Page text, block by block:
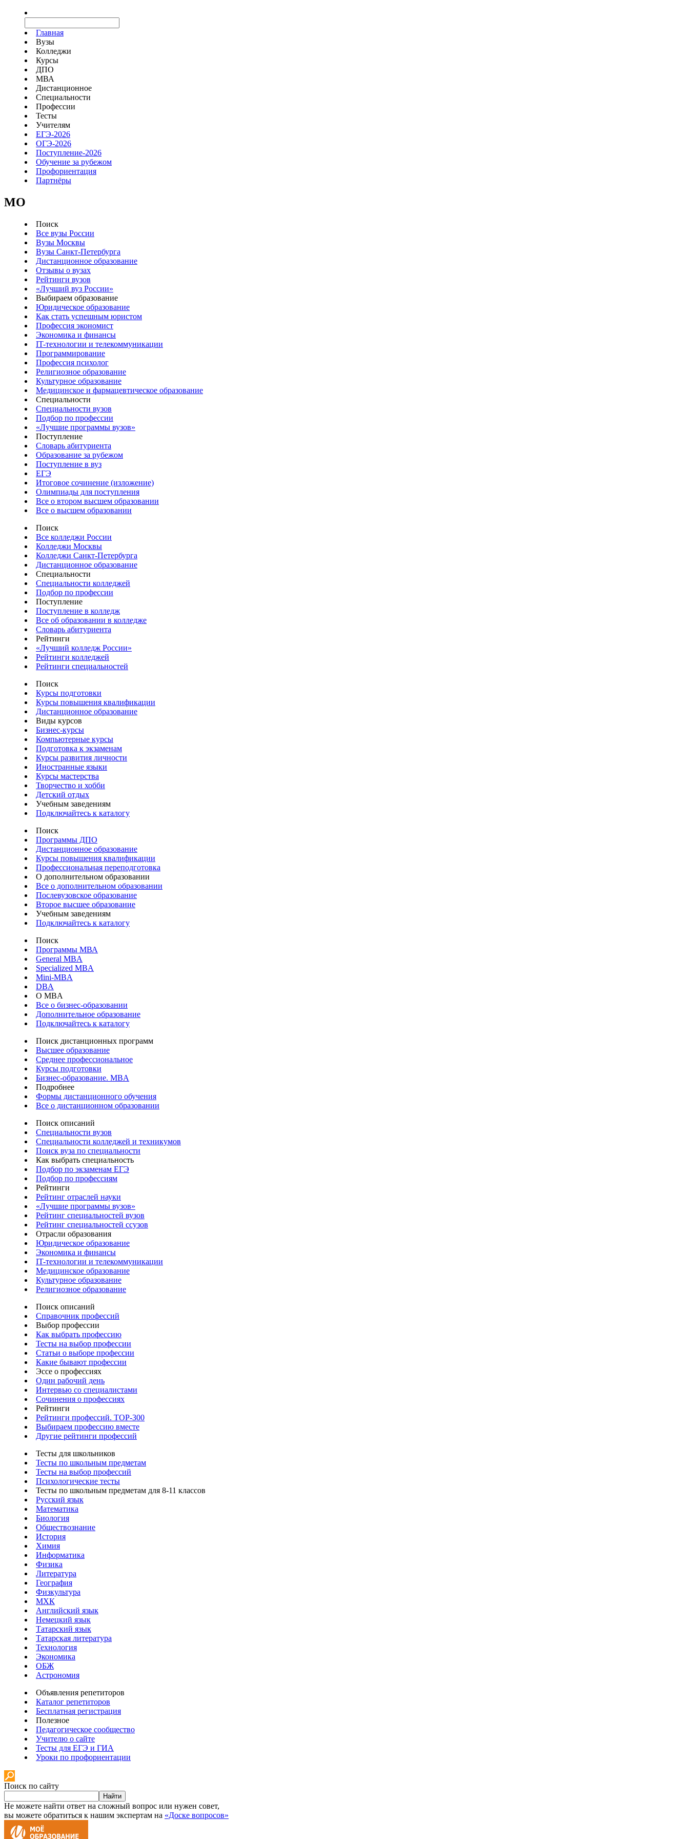
Главная
Вузы
Колледжи
Курсы
ДПО
МВА
Дистанционное
Специальности
Профессии
Тесты
Учителям
ЕГЭ-2026
ОГЭ-2026
Поступление-2026
Обучение за рубежом
Профориентация
Партнёры
MO
Поиск
Все вузы России
Вузы Москвы
Вузы Санкт-Петербурга
Дистанционное образование
Отзывы о вузах
Рейтинги вузов
«Лучший вуз России»
Выбираем образование
Юридическое образование
Как стать успешным юристом
Профессия экономист
Экономика и финансы
IT-технологии и телекоммуникации
Программирование
Профессия психолог
Религиозное образование
Культурное образование
Медицинское и фармацевтическое образование
Специальности
Специальности вузов
Подбор по профессии
«Лучшие программы вузов»
Поступление
Словарь абитуриента
Образование за рубежом
Поступление в вуз
ЕГЭ
Итоговое сочинение (изложение)
Олимпиады для поступления
Все о втором высшем образовании
Все о высшем образовании
Поиск
Все колледжи России
Колледжи Москвы
Колледжи Санкт-Петербурга
Дистанционное образование
Специальности
Специальности колледжей
Подбор по профессии
Поступление
Поступление в колледж
Все об образовании в колледже
Словарь абитуриента
Рейтинги
«Лучший колледж России»
Рейтинги колледжей
Рейтинги специальностей
Поиск
Курсы подготовки
Курсы повышения квалификации
Дистанционное образование
Виды курсов
Бизнес-курсы
Компьютерные курсы
Подготовка к экзаменам
Курсы развития личности
Иностранные языки
Курсы мастерства
Творчество и хобби
Детский отдых
Учебным заведениям
Подключайтесь к каталогу
Поиск
Программы ДПО
Дистанционное образование
Курсы повышения квалификации
Профессиональная переподготовка
О дополнительном образовании
Все о дополнительном образовании
Послевузовское образование
Второе высшее образование
Учебным заведениям
Подключайтесь к каталогу
Поиск
Программы МВА
General MBA
Specialized MBA
Mini-MBA
DBA
О MBA
Все о бизнес-образовании
Дополнительное образование
Подключайтесь к каталогу
Поиск дистанционных программ
Высшее образование
Среднее профессиональное
Курсы подготовки
Бизнес-образование. MBA
Подробнее
Формы дистанционного обучения
Все о дистанционном образовании
Поиск описаний
Специальности вузов
Специальности колледжей и техникумов
Поиск вуза по специальности
Как выбрать специальность
Подбор по экзаменам ЕГЭ
Подбор по профессиям
Рейтинги
Рейтинг отраслей науки
«Лучшие программы вузов»
Рейтинг специальностей вузов
Рейтинг специальностей ссузов
Отрасли образования
Юридическое образование
Экономика и финансы
IT-технологии и телекоммуникации
Медицинское образование
Культурное образование
Религиозное образование
Поиск описаний
Справочник профессий
Выбор профессии
Как выбрать профессию
Тесты на выбор профессии
Статьи о выборе профессии
Какие бывают профессии
Эссе о профессиях
Один рабочий день
Интервью со специалистами
Сочинения о профессиях
Рейтинги
Рейтинги профессий. TOP-300
Выбираем профессию вместе
Другие рейтинги профессий
Тесты для школьников
Тесты по школьным предметам
Тесты на выбор профессий
Психологические тесты
Тесты по школьным предметам для 8-11 классов
Русский язык
Математика
Биология
Обществознание
История
Химия
Информатика
Физика
Литература
География
Физкультура
МХК
Английский язык
Немецкий язык
Татарский язык
Татарская литература
Технология
Экономика
ОБЖ
Астрономия
Объявления репетиторов
Каталог репетиторов
Бесплатная регистрация
Полезное
Педагогическое сообщество
Учителю о сайте
Тесты для ЕГЭ и ГИА
Уроки по профориентации
Поиск по сайту
Найти
Не можете найти ответ на сложный вопрос или нужен совет,
вы можете обратиться к нашим экспертам на «Доске вопросов»